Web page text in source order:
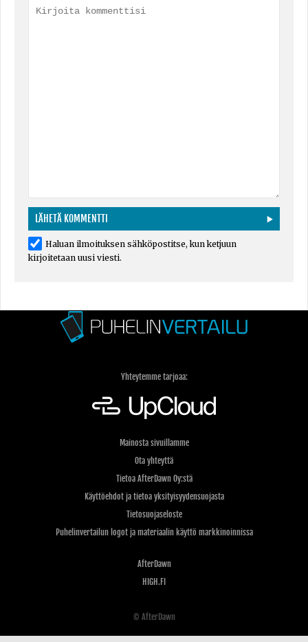
Haluan ilmoituksen sähköpostitse, kun ketjuun
kirjoitetaan uusi viesti.
Yhteytemme tarjoaa:
Mainosta sivuillamme
Ota yhteyttä
Tietoa AfterDawn Oy:stä
Käyttöehdot ja tietoa yksityisyydensuojasta
Tietosuojaseloste
Puhelinvertailun logot ja materiaalin käyttö markkinoinnissa
AfterDawn
HIGH.FI
© AfterDawn